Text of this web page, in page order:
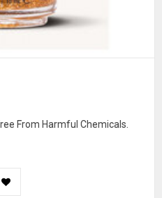
From Harmful Chemicals.